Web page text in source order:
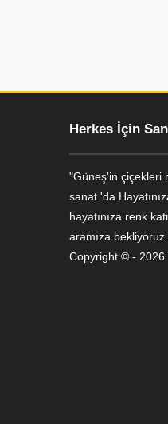
Herkes İçin
"Güneş'in çiçekleri
sanat 'da
hayatınıza renk
aramıza
Copyright © - 2026